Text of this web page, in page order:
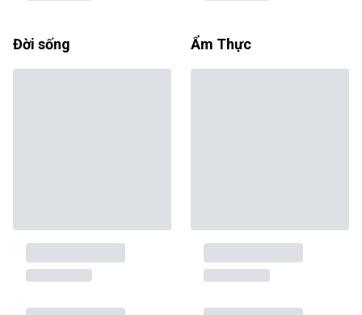
Đời sống Ẩm Thực